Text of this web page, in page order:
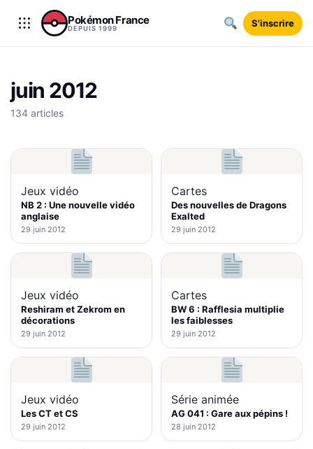
Aller au contenu
Pokémon France
DEPUIS 1999 S'inscrire
juin 2012
134 articles
Jeux vidéo
NB 2 : Une nouvelle vidéo
anglaise
29 juin 2012
Cartes
Des nouvelles de Dragons
Exalted
29 juin 2012
Jeux vidéo
Reshiram et Zekrom en
décorations
29 juin 2012
Cartes
BW 6 : Rafflesia multiplie
les faiblesses
29 juin 2012
Jeux vidéo
Les CT et CS
29 juin 2012
Série animée
AG 041 : Gare aux pépins !
28 juin 2012